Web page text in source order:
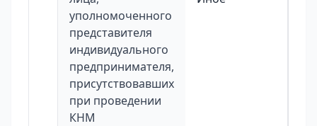
уполномоченного
представителя
индивидуального
предпринимателя,
присутствовавших
при проведении
КНМ